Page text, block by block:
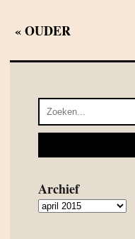
« OUDER
Archief
Archief